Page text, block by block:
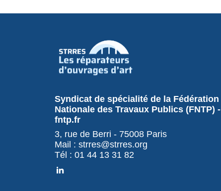
Syndicat de spécialité de la Fédération
Nationale des Travaux Publics (FNTP) -
fntp.fr
3, rue de Berri - 75008 Paris
Mail : strres@strres.org
Tél : 01 44 13 31 82